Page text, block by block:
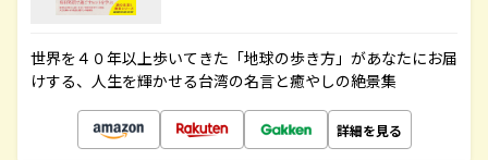
世界を４０年以上歩いてきた「地球の歩き方」があなたにお届
けする、人生を輝かせる台湾の名言と癒やしの絶景集
詳細を見る